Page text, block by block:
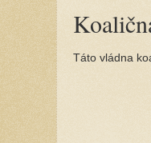
Táto vládna